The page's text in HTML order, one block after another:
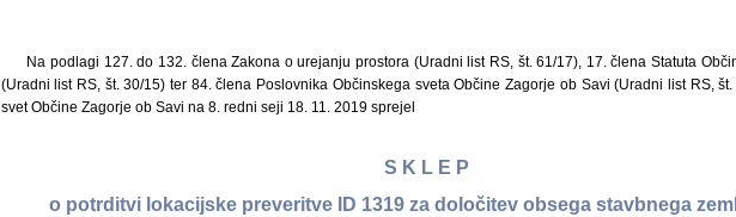
Na podlagi 127. do 132. člena Zakona o urejanju prostora (Uradni list RS, št. 61/17), 17. člena Statuta
(Uradni list RS, št. 30/15) ter 84. člena Poslovnika Občinskega sveta Občine Zagorje ob Savi (Uradni list RS,
svet Občine Zagorje ob Savi na 8. redni seji 18. 11. 2019 sprejel
S K L E P
o potrditvi lokacijske preveritve ID 1319 za določitev obsega stavbnega